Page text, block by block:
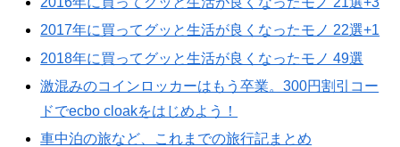
2017年に買ってグッと生活が良くなったモノ 22選+1
2018年に買ってグッと生活が良くなったモノ 49選
激混みのコインロッカーはもう卒業。300円割引コー
ドでecbo cloakをはじめよう！
車中泊の旅など、これまでの旅行記まとめ